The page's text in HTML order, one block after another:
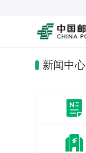
新闻中心